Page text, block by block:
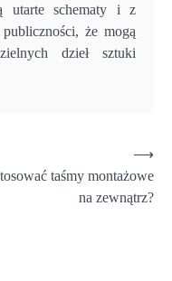
utarte schematy i z
że mogą
dzieł sztuki
taśmy montażowe
na zewnątrz?
⟶